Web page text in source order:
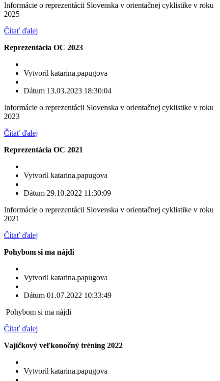
Informácie o reprezentácii Slovenska v orientačnej cyklistike v roku
2025
Čítať ďalej
Reprezentácia OC 2023
Vytvoril katarina.papugova
Dátum 13.03.2023 18:30:04
Informácie o reprezentácii Slovenska v orientačnej cyklistike v roku
2023
Čítať ďalej
Reprezentácia OC 2021
Vytvoril katarina.papugova
Dátum 29.10.2022 11:30:09
Informácie o reprezentácii Slovenska v orientačnej cyklistike v roku
2021
Čítať ďalej
Pohybom si ma nájdi
Vytvoril katarina.papugova
Dátum 01.07.2022 10:33:49
Pohybom si ma nájdi
Čítať ďalej
Vajíčkový veľkonočný tréning 2022
Vytvoril katarina.papugova